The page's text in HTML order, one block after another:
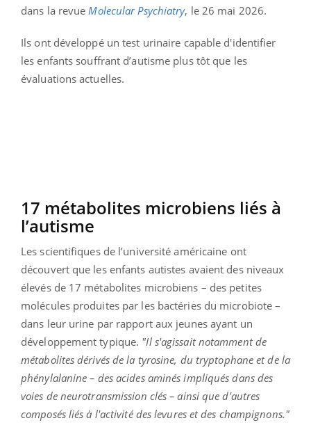
dans la revueMolecular Psychiatry, le 26 mai 2026.
Ils ont développé un test urinaire capable d'identifier
les enfants souffrant d’autisme plus tôt que les
évaluations actuelles.
17 métabolites microbiens liés à
l’autisme
Les scientifiques de l’université américaine ont
découvert que les enfants autistes avaient des niveaux
élevés de 17 métabolites microbiens – des petites
molécules produites par les bactéries du microbiote –
dans leur urine par rapport aux jeunes ayant un
développement typique. "Il s'agissait notamment de
métabolites dérivés de la tyrosine, du tryptophane et de la
phénylalanine – des acides aminés impliqués dans des
voies de neurotransmission clés – ainsi que d'autres
composés liés à l'activité des levures et des champignons."